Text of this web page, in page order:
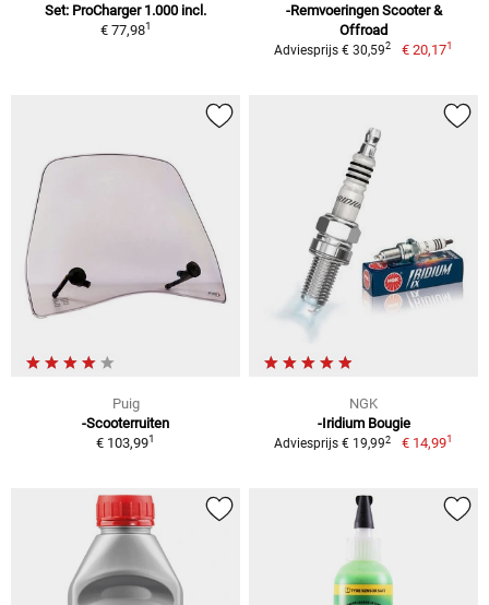
Set: ProCharger 1.000 incl.
€ 77,981
-Remvoeringen Scooter &
Offroad
Adviesprijs € 30,592 € 20,171
Puig
-Scooterruiten
€ 103,991
NGK
-Iridium Bougie
Adviesprijs € 19,992 € 14,991